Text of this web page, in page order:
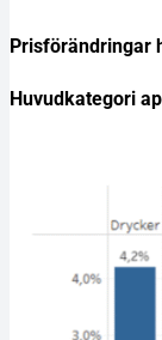
Prisförändringar
Huvudkategori